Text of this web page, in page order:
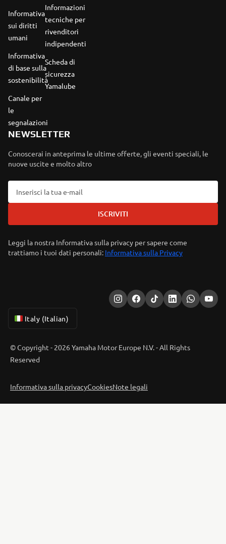
Informativa
sui diritti
umani
Informativa
di base sulla
sostenibilità
Canale per
le
segnalazioni
Informazioni
tecniche per
rivenditori
indipendenti
Scheda di
sicurezza
Yamalube
NEWSLETTER
Conoscerai in anteprima le ultime offerte, gli eventi speciali, le
nuove uscite e molto altro
ISCRIVITI
Leggi la nostra Informativa sulla privacy per sapere come
trattiamo i tuoi dati personali: Informativa sulla Privacy
Italy (Italian)
© Copyright - 2026 Yamaha Motor Europe N.V. - All Rights
Reserved
Informativa sulla privacyCookiesNote legali